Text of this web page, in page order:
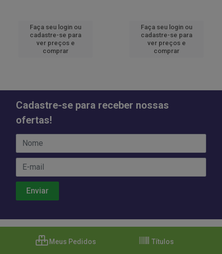
Faça seu login ou
cadastre-se para
ver preços e
comprar
Faça seu login ou
cadastre-se para
ver preços e
comprar
Cadastre-se para receber nossas
ofertas!
Meus Pedidos Títulos